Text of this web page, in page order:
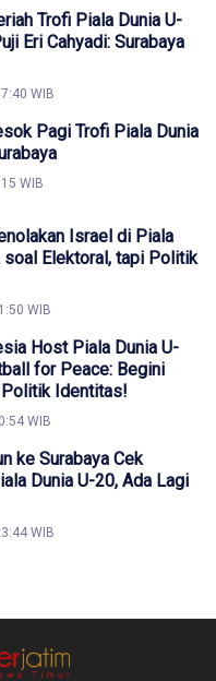
Trofi Piala Dunia U-
Eri Cahyadi: Surabaya
WIB
Pagi Trofi Piala Dunia
WIB
Israel di Piala
soal Elektoral, tapi Politik
WIB
Host Piala Dunia U-
for Peace: Begini
Identitas!
WIB
ke Surabaya Cek
Dunia U-20, Ada Lagi
WIB